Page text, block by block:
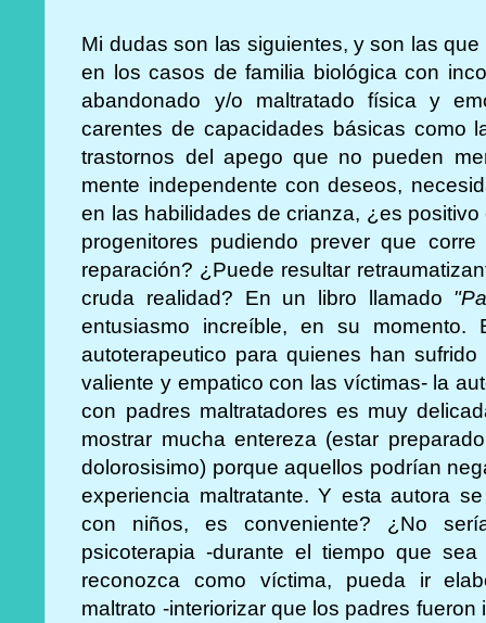
Mi dudas son las siguientes, y son las
en los casos de familia biológica con
abandonado y/o maltratado física y
carentes de capacidades básicas como
trastornos del apego que no pueden
mente independente con deseos,
en las habilidades de crianza, ¿es
progenitores pudiendo prever que
reparación? ¿Puede resultar
cruda realidad? En un libro llamado
entusiasmo increíble, en su momento.
autoterapeutico para quienes han
valiente y empatico con las víctimas- la
con padres maltratadores es muy
mostrar mucha entereza (estar
dolorosisimo) porque aquellos podrían
experiencia maltratante. Y esta autora
con niños, es conveniente? ¿No
psicoterapia -durante el tiempo que
reconozca como víctima, pueda ir
maltrato -interiorizar que los padres